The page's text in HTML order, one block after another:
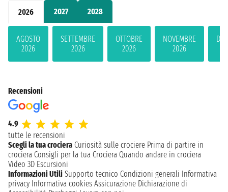
2026 2027 2028
AGOSTO
2026
SETTEMBRE
2026
OTTOBRE
2026
NOVEMBRE
2026
Recensioni
4.9
tutte le recensioni
Scegli la tua crociera Curiosità sulle crociere Prima di partire in
crociera Consigli per la tua Crociera Quando andare in crociera
Video 3D Escursioni
Informazioni Utili Supporto tecnico Condizioni generali Informativa
privacy Informativa cookies Assicurazione Dichiarazione di